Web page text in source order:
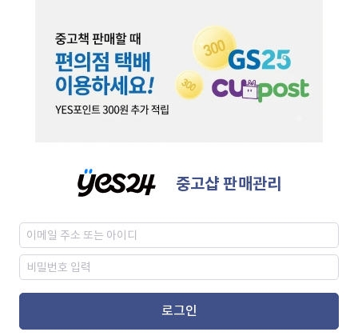
중고샵 판매관리
로그인